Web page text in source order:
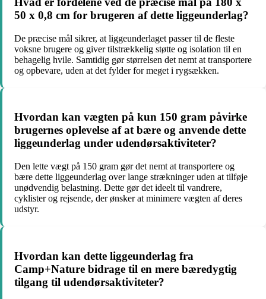
50 x 0,8 cm for brugeren af dette liggeunderlag?
De præcise mål sikrer, at liggeunderlaget passer til de fleste
voksne brugere og giver tilstrækkelig støtte og isolation til en
behagelig hvile. Samtidig gør størrelsen det nemt at transportere
og opbevare, uden at det fylder for meget i rygsækken.
Hvordan kan vægten på kun 150 gram påvirke
brugernes oplevelse af at bære og anvende dette
liggeunderlag under udendørsaktiviteter?
Den lette vægt på 150 gram gør det nemt at transportere og
bære dette liggeunderlag over lange strækninger uden at tilføje
unødvendig belastning. Dette gør det ideelt til vandrere,
cyklister og rejsende, der ønsker at minimere vægten af deres
udstyr.
Hvordan kan dette liggeunderlag fra
Camp+Nature bidrage til en mere bæredygtig
tilgang til udendørsaktiviteter?